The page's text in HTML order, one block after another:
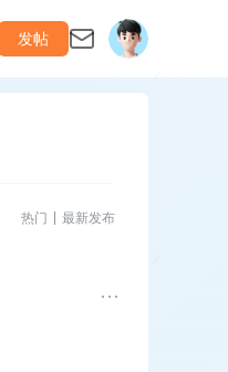
发帖
热门 最新发布